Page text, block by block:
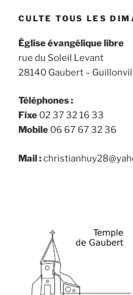
CULTE TOUS LES
Église évangélique libre
rue du Soleil Levant
28140 Gaubert –
Téléphones :
Fixe 02 37 32 16 33
Mobile 06 67 67 32 36
Mail :